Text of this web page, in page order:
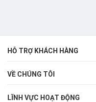
HỖ TRỢ KHÁCH HÀNG
VỀ CHÚNG TÔI
LĨNH VỰC HOẠT ĐỘNG